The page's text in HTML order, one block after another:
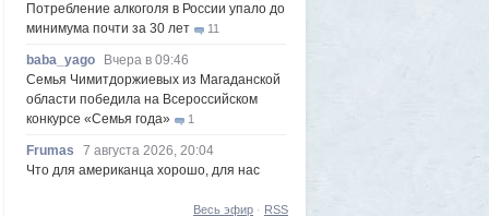
Потребление алкоголя в России упало до
минимума почти за 30 лет
11
baba_yago
Вчера в 09:46
Семья Чимитдоржиевых из Магаданской
области победила на Всероссийском
конкурсе «Семья года»
1
Frumas
7 августа 2026, 20:04
Что для американца хорошо, для нас
Весь эфир · RSS